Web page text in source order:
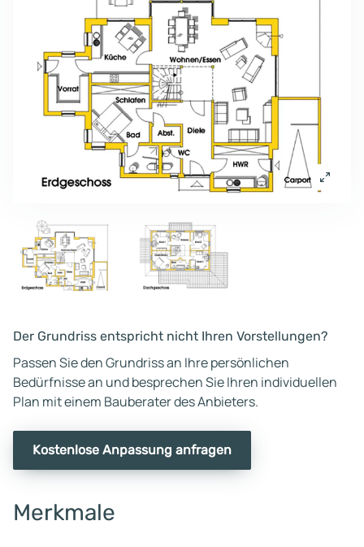
Der Grundriss entspricht nicht Ihren Vorstellungen?
Passen Sie den Grundriss an Ihre persönlichen
Bedürfnisse an und besprechen Sie Ihren individuellen
Plan mit einem Bauberater des Anbieters.
Kostenlose Anpassung anfragen
Merkmale